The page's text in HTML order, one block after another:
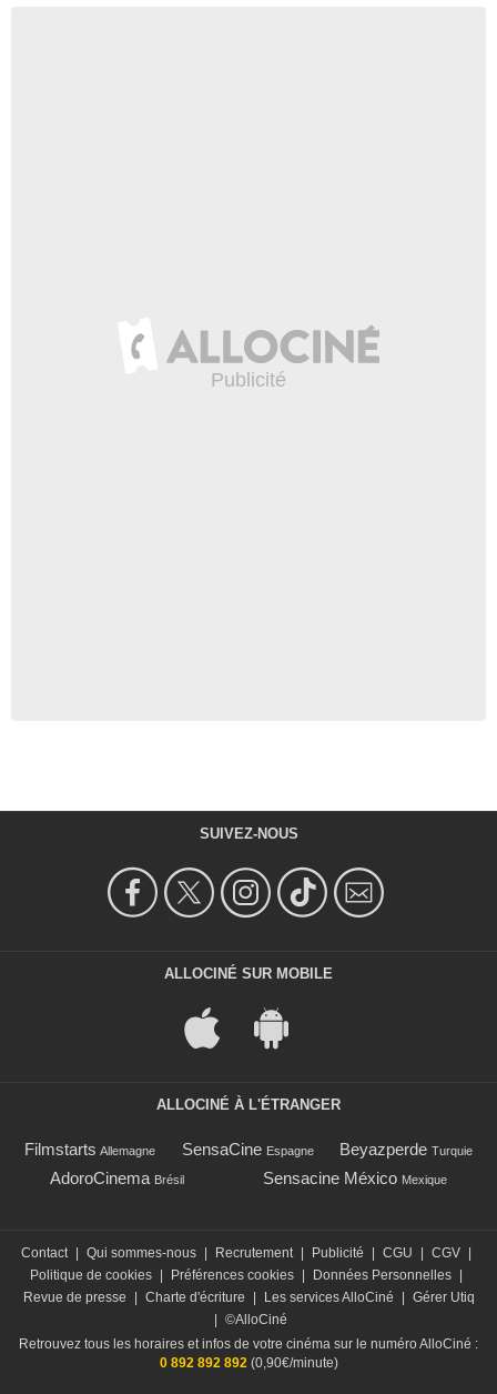
SUIVEZ-NOUS
ALLOCINÉ SUR MOBILE
ALLOCINÉ À L'ÉTRANGER
Filmstarts Allemagne SensaCine Espagne Beyazperde Turquie
AdoroCinema Brésil Sensacine México Mexique
Contact | Qui sommes-nous | Recrutement | Publicité | CGU | CGV |
Politique de cookies | Préférences cookies | Données Personnelles |
Revue de presse
| Charte d'écriture | Les services AlloCiné | Gérer Utiq
| ©AlloCiné
Retrouvez tous les horaires et infos de votre cinéma sur le numéro AlloCiné :
0 892 892 892 (0,90€/minute)